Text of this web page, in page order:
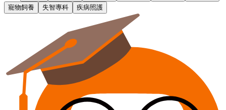
寵物飼養
失智專科 疾病照護